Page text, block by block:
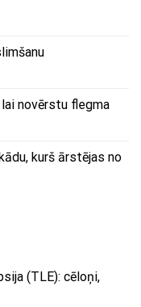
novērstu flegma
kurš ārstējas no
(TLE): cēloņi,